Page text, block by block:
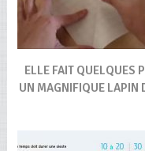
ELLE FAIT QUELQUES
UN MAGNIFIQUE LAPIN